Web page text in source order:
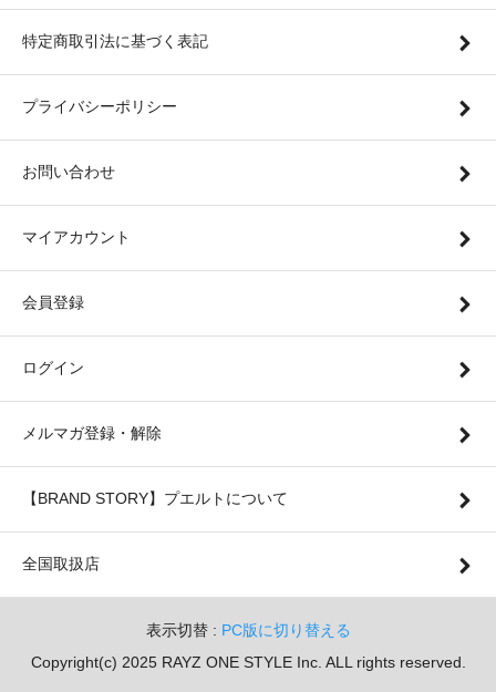
特定商取引法に基づく表記
プライバシーポリシー
お問い合わせ
マイアカウント
会員登録
ログイン
メルマガ登録・解除
【BRAND STORY】プエルトについて
全国取扱店
表示切替 : PC版に切り替える
Copyright(c) 2025 RAYZ ONE STYLE Inc. ALL rights reserved.